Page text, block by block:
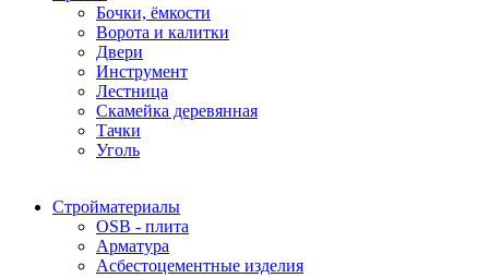
Бочки, ёмкости
Ворота и калитки
Двери
Инструмент
Лестница
Скамейка деревянная
Тачки
Уголь
Стройматериалы
OSB - плита
Арматура
Асбестоцементные изделия